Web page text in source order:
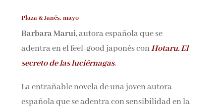
Plaza & Janés, mayo
Barbara Marui, autora española que se
adentra en el feel-good japonés conHotaru. El
secreto de las luciérnagas.
La entrañable novela de una joven autora
española que se adentra con sensibilidad en la
Nombre*
Por favor, acepta los